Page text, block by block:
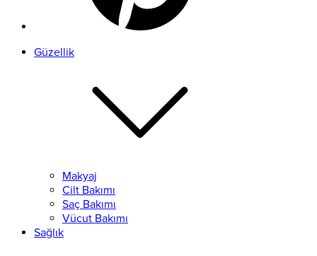
Güzellik
Makyaj
Cilt Bakımı
Saç Bakımı
Vücut Bakımı
Sağlık